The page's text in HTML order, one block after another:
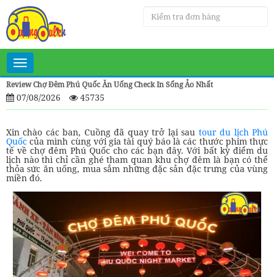
Toggle
navigation
Review Chợ Đêm Phú Quốc Ăn Uống Check In Sống Ảo Nhất
07/08/2026 45735
Xin chào các ban, Cuồng đã quay trở lại sau tour du lịch Phú
Quốc của mình cùng với gia tài quý báo là các thước phim thực
tế về chợ đêm Phú Quốc cho các bạn đây. Với bất kỳ điểm du
lịch nào thì chỉ cần ghé tham quan khu chợ đêm là bạn có thể
thỏa sức ăn uống, mua sắm những đặc sản đặc trưng của vùng
miền đó.